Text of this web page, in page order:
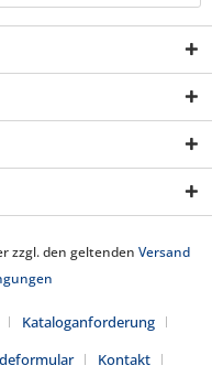
zzgl. den geltenden Versand
Kataloganforderung
Kontakt